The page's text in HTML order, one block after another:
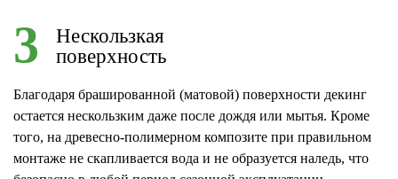
3
Нескользкая
поверхность
Благодаря брашированной (матовой) поверхности декинг
остается нескользким даже после дождя или мытья. Кроме
того, на древесно-полимерном композите при правильном
монтаже не скапливается вода и не образуется наледь, что